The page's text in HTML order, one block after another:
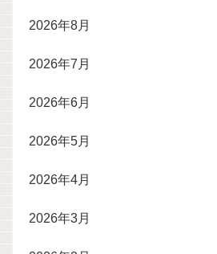
2026年8月
2026年7月
2026年6月
2026年5月
2026年4月
2026年3月